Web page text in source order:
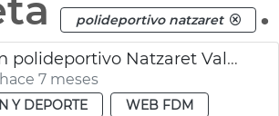
polideportivo natzaret
Renovación polideportivo Natzaret València
7 meses
Y DEPORTE
WEB FDM